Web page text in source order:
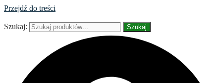
Przejdź do treści
Szukaj: Szukaj